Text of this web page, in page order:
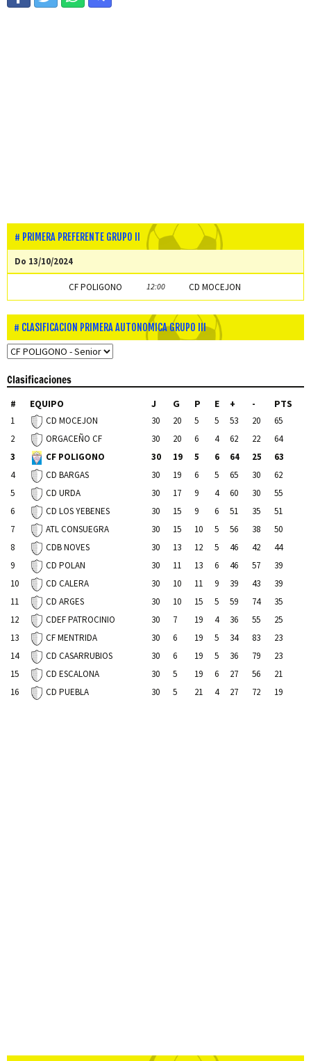
PRIMERA PREFERENTE GRUPO II
Do 13/10/2024
CF POLIGONO 12:00 CD MOCEJON
CLASIFICACION PRIMERA AUTONOMICA GRUPO III
Clasificaciones
# EQUIPO J G P E + - PTS
1 CD MOCEJON 30 20 5 5 53 20
65
2
ORGACEÑO CF 30 20 6 4 62 22
64
3
CF POLIGONO 30 19 5 6 64 25
63
4
CD BARGAS 30 19 6 5 65 30
62
5
CD URDA 30 17 9 4 60 30
55
6
CD LOS YEBENES 30 15 9 6 51 35
51
7
ATL CONSUEGRA 30 15 10 5 56 38
50
8
CDB NOVES 30 13 12 5 46 42
44
9
CD POLAN 30 11 13 6 46 57
39
10
CD CALERA 30 10 11 9 39 43
39
11
CD ARGES 30 10 15 5 59 74
35
12
CDEF PATROCINIO 30 7 19 4 36 55
25
13
CF MENTRIDA 30 6 19 5 34 83
23
14
CD CASARRUBIOS 30 6 19 5 36 79
23
15
CD ESCALONA 30 5 19 6 27 56
21
16
CD PUEBLA 30 5 21 4 27 72 19